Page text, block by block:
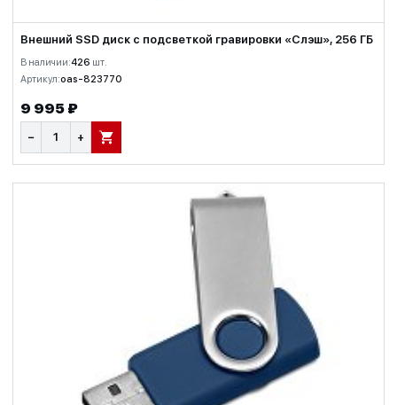
Внешний SSD диск с подсветкой гравировки «Слэш», 256 ГБ
В наличии:426 шт.
Артикул:oas-823770
9 995 ₽
− + В КОРЗИНУ